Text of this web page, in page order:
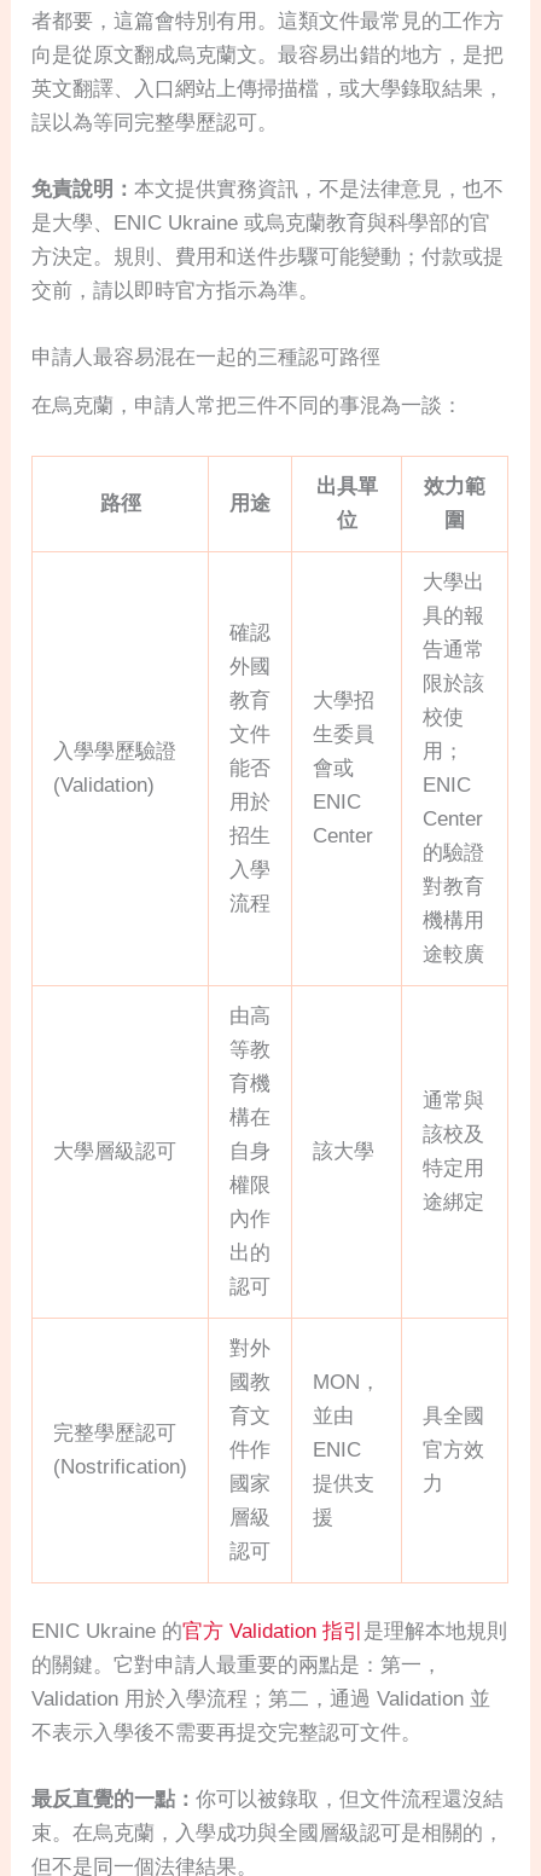
者都要，這篇會特別有用。這類文件最常見的工作方
向是從原文翻成烏克蘭文。最容易出錯的地方，是把
英文翻譯、入口網站上傳掃描檔，或大學錄取結果，
誤以為等同完整學歷認可。
免責說明：本文提供實務資訊，不是法律意見，也不
是大學、ENIC Ukraine 或烏克蘭教育與科學部的官
方決定。規則、費用和送件步驟可能變動；付款或提
交前，請以即時官方指示為準。
申請人最容易混在一起的三種認可路徑
在烏克蘭，申請人常把三件不同的事混為一談：
路徑 用途
出具單
位
效力範
圍
入學學歷驗證
(Validation)
確認
外國
教育
文件
能否
用於
招生
入學
流程
大學招
生委員
會或
ENIC
Center
大學出
具的報
告通常
限於該
校使
用；
ENIC
Center
的驗證
對教育
機構用
途較廣
大學層級認可
由高
等教
育機
構在
自身
權限
內作
出的
認可
該大學
通常與
該校及
特定用
途綁定
完整學歷認可
(Nostrification)
對外
國教
育文
件作
國家
層級
認可
MON，
並由
ENIC
提供支
援
具全國
官方效
力
ENIC Ukraine 的官方 Validation 指引 是理解本地規則
的關鍵。它對申請人最重要的兩點是：第一，
Validation 用於入學流程；第二，通過 Validation 並
不表示入學後不需要再提交完整認可文件。
最反直覺的一點：你可以被錄取，但文件流程還沒結
束。在烏克蘭，入學成功與全國層級認可是相關的，
但不是同一個法律結果。